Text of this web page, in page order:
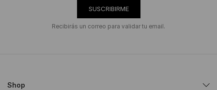
SUSCRIBIRME
Recibirás un correo para validar tu email.
Shop